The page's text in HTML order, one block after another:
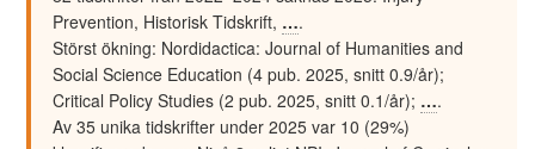
Prevention, Historisk Tidskrift, ….
Störst ökning: Nordidactica: Journal of Humanities and
Social Science Education (4 pub. 2025, snitt 0.9/år);
Critical Policy Studies (2 pub. 2025, snitt 0.1/år); ….
Av 35 unika tidskrifter under 2025 var 10 (29%)